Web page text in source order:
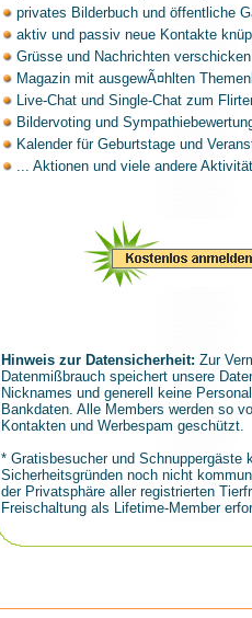
privates Bilderbuch und öffentliche
aktiv und passiv neue Kontakte
Grüsse und Nachrichten verschicken
Magazin mit ausgewÃ¤hlten
Live-Chat und Single-Chat zum
Bildervoting und
Kalender für Geburtstage und
... Aktionen und viele andere
Hinweis zur Datensicherheit: Zur
Datenmißbrauch speichert unsere
Nicknames und generell keine
Bankdaten. Alle Members werden so
Kontakten und Werbespam geschützt.
* Gratisbesucher und Schnuppergäste
Sicherheitsgründen noch nicht
der Privatsphäre aller registrierten
Freischaltung als Lifetime-Member